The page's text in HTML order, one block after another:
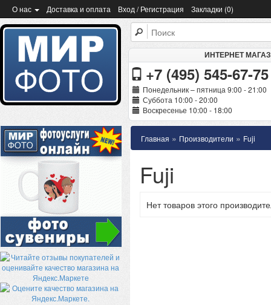
О нас Доставка и оплата Вход / Регистрация Закладки (0)
ИНТЕРНЕТ
+7 (495) 545-67-75
Понедельник – пятница 9:00 - 21:00
Суббота 10:00 - 20:00
Воскресенье 10:00 - 18:00
Главная » Производители » Fuji
Fuji
Нет товаров этого